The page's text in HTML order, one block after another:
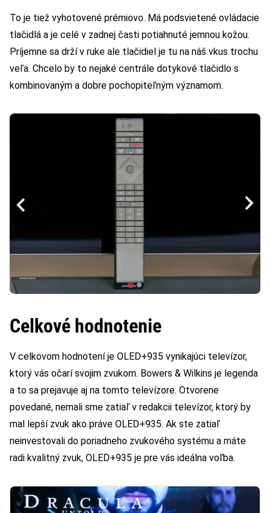
To je tiež vyhotovené prémiovo. Má podsvietené ovládacie
tlačidlá a je celé v zadnej časti potiahnuté jemnou kožou.
Príjemne sa drží v ruke ale tlačidiel je tu na náš vkus trochu
veľa. Chcelo by to nejaké centrále dotykové tlačidlo s
kombinovaným a dobre pochopiteľným významom.
Celkové hodnotenie
V celkovom hodnotení je OLED+935 vynikajúci televízor,
ktorý vás očarí svojim zvukom. Bowers & Wilkins je legenda
a to sa prejavuje aj na tomto televízore. Otvorene
povedané, nemali sme zatiaľ v redakcii televízor, ktorý by
mal lepší zvuk ako práve OLED+935. Ak ste zatiaľ
neinvestovali do poriadneho zvukového systému a máte
radi kvalitný zvuk, OLED+935 je pre vás ideálna voľba.